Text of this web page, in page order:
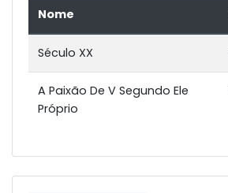
Nome
Século XX
A Paixão De V Segundo Ele
Próprio